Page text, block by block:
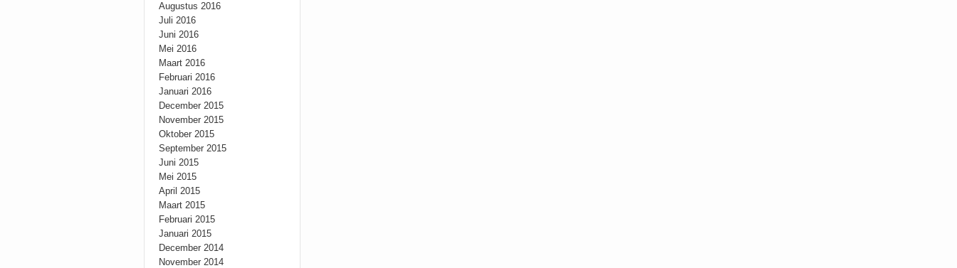
Augustus 2016
Juli 2016
Juni 2016
Mei 2016
Maart 2016
Februari 2016
Januari 2016
December 2015
November 2015
Oktober 2015
September 2015
Juni 2015
Mei 2015
April 2015
Maart 2015
Februari 2015
Januari 2015
December 2014
November 2014